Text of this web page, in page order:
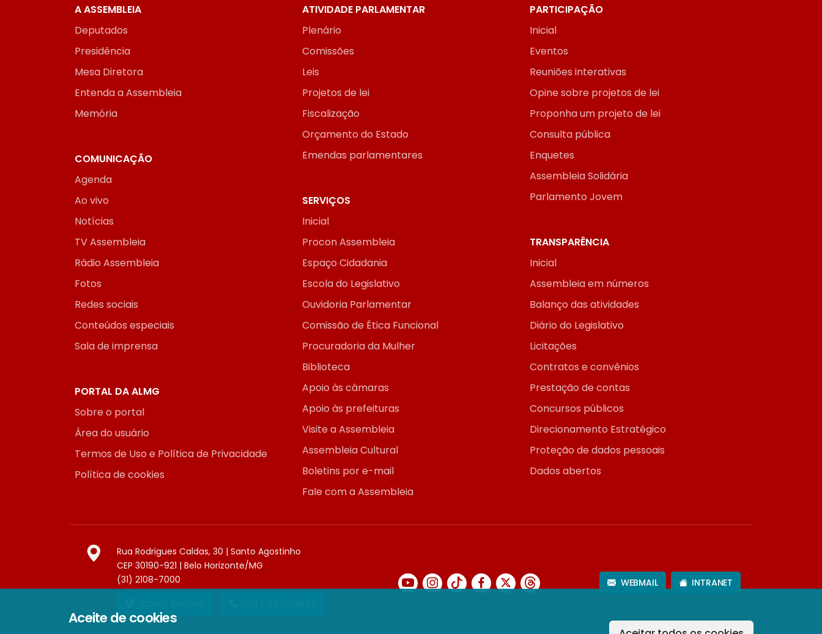
Aceite de cookies
A ASSEMBLEIA
Deputados
Presidência
Mesa Diretora
Entenda a Assembleia
Memória
ATIVIDADE PARLAMENTAR
Plenário
Comissões
Leis
Projetos de lei
Fiscalização
Orçamento do Estado
Emendas parlamentares
PARTICIPAÇÃO
Inicial
Eventos
Reuniões interativas
Opine sobre projetos de lei
Proponha um projeto de lei
Consulta pública
Enquetes
Assembleia Solidária
Parlamento Jovem
COMUNICAÇÃO
Agenda
Ao vivo
Notícias
TV Assembleia
Rádio Assembleia
Fotos
Redes sociais
Conteúdos especiais
Sala de imprensa
SERVIÇOS
Inicial
Procon Assembleia
Espaço Cidadania
Escola do Legislativo
Ouvidoria Parlamentar
Comissão de Ética Funcional
Procuradoria da Mulher
Biblioteca
Apoio às câmaras
Apoio às prefeituras
Visite a Assembleia
Assembleia Cultural
Boletins por e-mail
Fale com a Assembleia
TRANSPARÊNCIA
Inicial
Assembleia em números
Balanço das atividades
Diário do Legislativo
Licitações
Contratos e convênios
Prestação de contas
Concursos públicos
Direcionamento Estratégico
Proteção de dados pessoais
Dados abertos
PORTAL DA ALMG
Sobre o portal
Área do usuário
Termos de Uso e Política de Privacidade
Política de cookies
Rua Rodrigues Caldas, 30 | Santo Agostinho
CEP 30190-921 | Belo Horizonte/MG
(31) 2108-7000
WEBMAIL INTRANET